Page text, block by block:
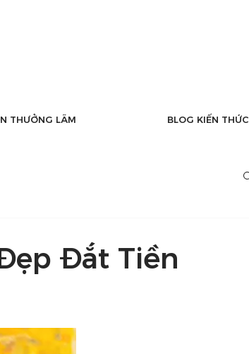
THƯỞNG LÃM BLOG KIẾN THỨC
Đắt Tiền